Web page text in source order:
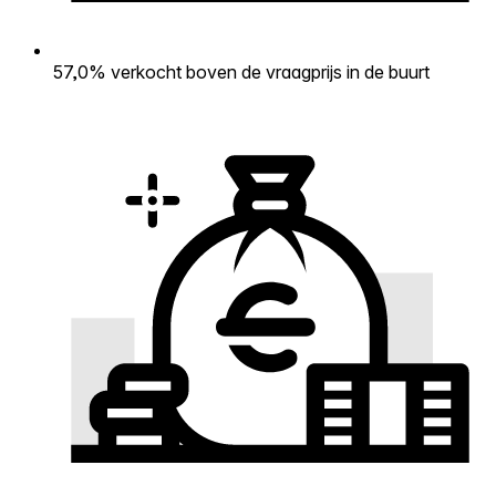
57,0% verkocht boven de vraagprijs in de buurt